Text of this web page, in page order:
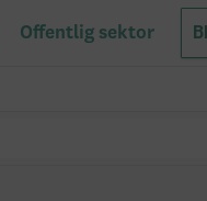
Offentlig sektor